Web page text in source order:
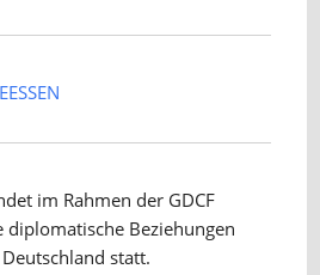
im Rahmen der GDCF
diplomatische Beziehungen
statt.